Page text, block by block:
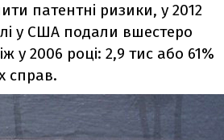
патентні ризики, у 2012
у США подали вшестеро
у 2006 році: 2,9 тис або 61%
справ.